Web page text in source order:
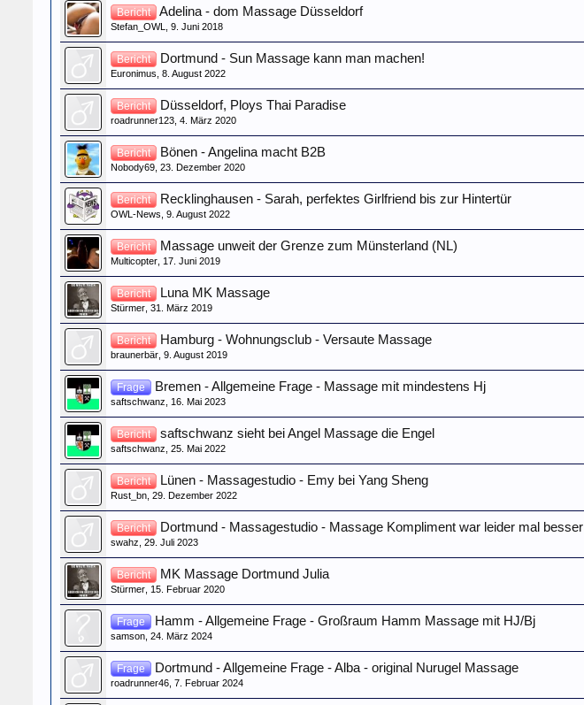
Bericht Adelina - dom Massage Düsseldorf
Stefan_OWL 9. Juni 2018
Bericht Dortmund - Sun Massage kann man machen!
Euronimus 8. August 2022
Bericht Düsseldorf, Ploys Thai Paradise
roadrunner123 4. März 2020
Bericht Bönen - Angelina macht B2B
Nobody69 23. Dezember 2020
Bericht Recklinghausen - Sarah, perfektes Girlfriend bis zur Hintertür
OWL-News 9. August 2022
Bericht Massage unweit der Grenze zum Münsterland (NL)
Multicopter 17. Juni 2019
Bericht Luna MK Massage
Stürmer 31. März 2019
Bericht Hamburg - Wohnungsclub - Versaute Massage
braunerbär 9. August 2019
Frage Bremen - Allgemeine Frage - Massage mit mindestens Hj
saftschwanz 16. Mai 2023
Bericht saftschwanz sieht bei Angel Massage die Engel
saftschwanz 25. Mai 2022
Bericht Lünen - Massagestudio - Emy bei Yang Sheng
Rust_bn 29. Dezember 2022
Bericht Dortmund - Massagestudio - Massage Kompliment war leider mal besser
swahz 29. Juli 2023
Bericht MK Massage Dortmund Julia
Stürmer 15. Februar 2020
Frage Hamm - Allgemeine Frage - Großraum Hamm Massage mit HJ/Bj
samson 24. März 2024
Frage Dortmund - Allgemeine Frage - Alba - original Nurugel Massage
roadrunner46 7. Februar 2024